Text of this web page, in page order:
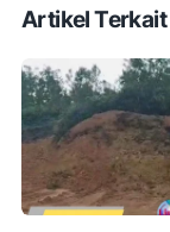
Artikel Terkait